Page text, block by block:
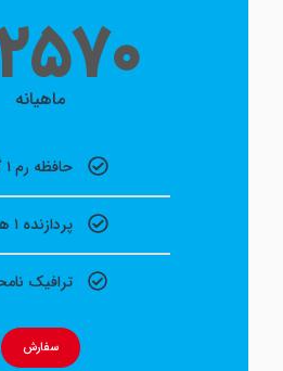
تومان۲۵۷۰
حافظه رم ۱ گیگ
پردازنده ۱ هسته
ترافیک نامحدود
سفارش